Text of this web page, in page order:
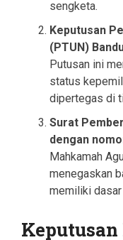
sengketa.
Keputusan
(PTUN)
Putusan ini
status
dipertegas di
Surat
dengan
Mahkamah
menegaskan
memiliki dasar